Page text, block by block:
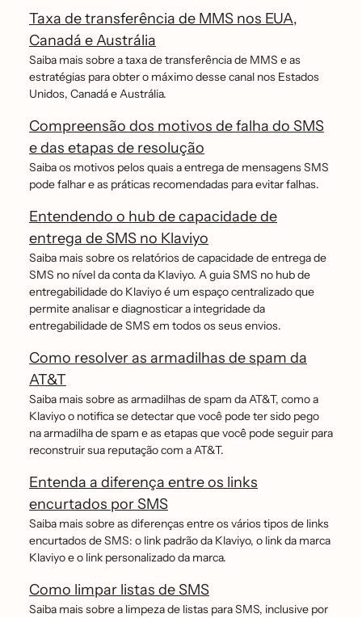
Taxa de transferência de MMS nos EUA,
Canadá e Austrália
Saiba mais sobre a taxa de transferência de MMS e as
estratégias para obter o máximo desse canal nos Estados
Unidos, Canadá e Austrália.
Compreensão dos motivos de falha do SMS
e das etapas de resolução
Saiba os motivos pelos quais a entrega de mensagens SMS
pode falhar e as práticas recomendadas para evitar falhas.
Entendendo o hub de capacidade de
entrega de SMS no Klaviyo
Saiba mais sobre os relatórios de capacidade de entrega de
SMS no nível da conta da Klaviyo. A guia SMS no hub de
entregabilidade do Klaviyo é um espaço centralizado que
permite analisar e diagnosticar a integridade da
entregabilidade de SMS em todos os seus envios.
Como resolver as armadilhas de spam da
AT&T
Saiba mais sobre as armadilhas de spam da AT&T, como a
Klaviyo o notifica se detectar que você pode ter sido pego
na armadilha de spam e as etapas que você pode seguir para
reconstruir sua reputação com a AT&T.
Entenda a diferença entre os links
encurtados por SMS
Saiba mais sobre as diferenças entre os vários tipos de links
encurtados de SMS: o link padrão da Klaviyo, o link da marca
Klaviyo e o link personalizado da marca.
Como limpar listas de SMS
Saiba mais sobre a limpeza de listas para SMS, inclusive por